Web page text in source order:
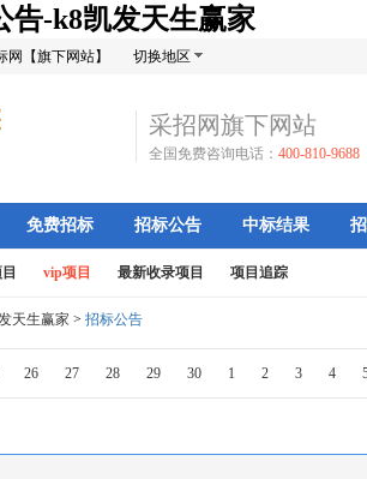
告-k8凯发天生赢家
【旗下网站】 切换地区
采招网旗下网站
全国免费咨询电话： 400-810-9688
免费招标 招标公告 中标结果
vip项目 最新收录项目 项目追踪
天生赢家 > 招标公告
26 27 28 29 30 1 2 3 4